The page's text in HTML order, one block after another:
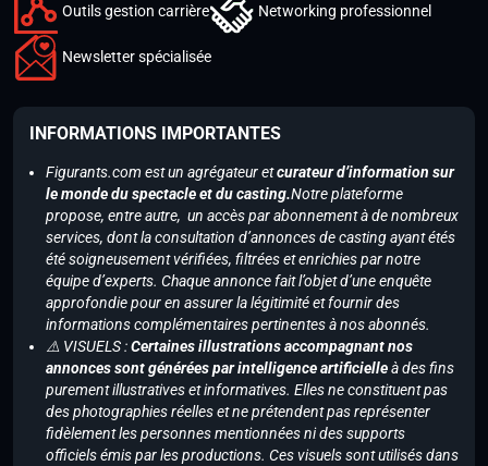
Outils gestion carrière Networking professionnel
Newsletter spécialisée
INFORMATIONS IMPORTANTES
Figurants.com est un agrégateur etcurateur d’information sur
le monde du spectacle et du casting.Notre plateforme
propose, entre autre, un accès par abonnement à de nombreux
services, dont la consultation d’annonces de casting ayant étés
été soigneusement vérifiées, filtrées et enrichies par notre
équipe d’experts. Chaque annonce fait l’objet d’une enquête
approfondie pour en assurer la légitimité et fournir des
informations complémentaires pertinentes à nos abonnés.
⚠️ VISUELS :Certaines illustrations accompagnant nos
annonces sont générées par intelligence artificielleà des fins
purement illustratives et informatives. Elles ne constituent pas
des photographies réelles et ne prétendent pas représenter
fidèlement les personnes mentionnées ni des supports
officiels émis par les productions. Ces visuels sont utilisés dans